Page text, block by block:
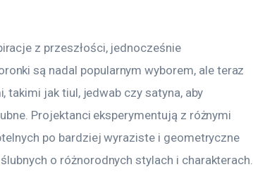
z przeszłości, jednocześnie
są nadal popularnym wyborem, ale teraz
takimi jak tiul, jedwab czy satyna, aby
Projektanci eksperymentują z różnymi
po bardziej wyraziste i geometryczne
o różnorodnych stylach i charakterach.